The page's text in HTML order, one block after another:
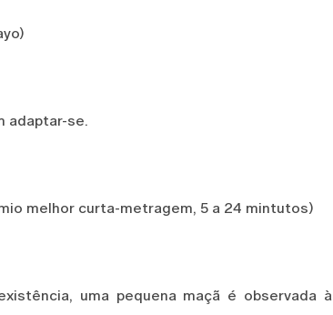
adaptar-se.
melhor curta-metragem, 5 a 24 mintutos)
uma pequena maçã é observada à